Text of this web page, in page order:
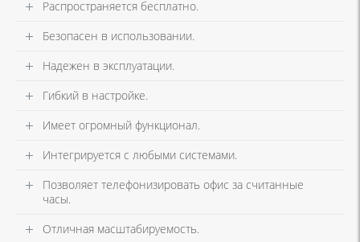
Распространяется бесплатно.
Безопасен в использовании.
Надежен в эксплуатации.
Гибкий в настройке.
Имеет огромный функционал.
Интегрируется с любыми системами.
Позволяет телефонизировать офис за считанные
часы.
Отличная масштабируемость.